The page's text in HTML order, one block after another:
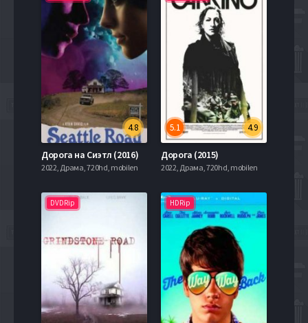
4.8
Дорога на Сиэтл (2016)
2022, Драма, 720hd, mobilen
4.9
5.1
Дорога (2015)
2022, Драма, 720hd, mobilen
DVDRip HDRip